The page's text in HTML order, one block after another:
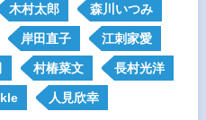
木村太郎 森川いつみ
岸田直子 江刺家愛
村椿菜文 長村光洋
人見欣幸